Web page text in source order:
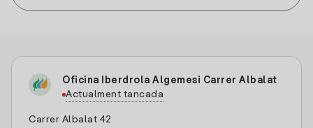
Oficina Iberdrola Algemesi Carrer Albalat
Actualment tancada
Carrer Albalat 42